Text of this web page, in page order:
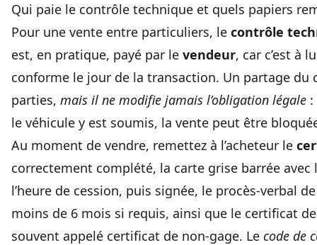
Qui paie le contrôle technique et quels papiers
Pour une vente entre particuliers, le contrôle
est, en pratique, payé par le vendeur, car c’est à
conforme le jour de la transaction. Un partage du
parties, mais il ne modifie jamais l’obligation légale
le véhicule y est soumis, la vente peut être
Au moment de vendre, remettez à l’acheteur le
correctement complété, la carte grise barrée
l’heure de cession, puis signée, le procès-verbal
moins de 6 mois si requis, ainsi que le certificat
souvent appelé certificat de non-gage. Le code de